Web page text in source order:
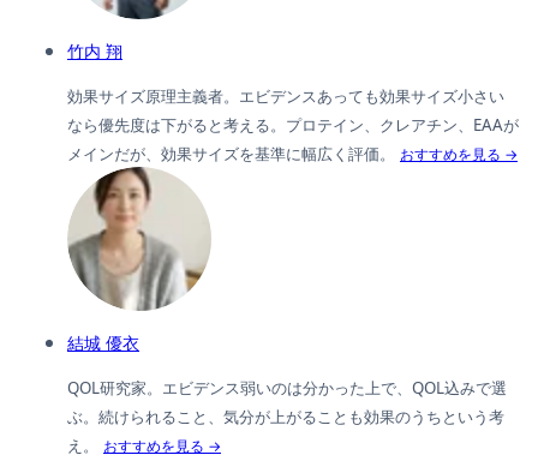
竹内 翔
効果サイズ原理主義者。エビデンスあっても効果サイズ小さい
なら優先度は下がると考える。プロテイン、クレアチン、EAAが
メインだが、効果サイズを基準に幅広く評価。
おすすめを見る →
結城 優衣
QOL研究家。エビデンス弱いのは分かった上で、QOL込みで選
ぶ。続けられること、気分が上がることも効果のうちという考
え。
おすすめを見る →